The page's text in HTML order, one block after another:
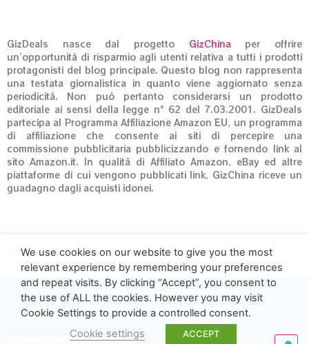
GizDeals nasce dal progetto GizChinaper offrire
un’opportunità di risparmio agli utenti relativa a tutti i prodotti
protagonisti del blog principale. Questo blog non rappresenta
una testata giornalistica in quanto viene aggiornato senza
periodicità. Non può pertanto considerarsi un prodotto
editoriale ai sensi della legge n° 62 del 7.03.2001. GizDeals
partecipa al Programma Affiliazione Amazon EU, un programma
di affiliazione che consente ai siti di percepire una
commissione pubblicitaria pubblicizzando e fornendo link al
sito Amazon.it. In qualità di Affiliato Amazon, eBay ed altre
piattaforme di cui vengono pubblicati link, GizChina riceve un
guadagno dagli acquisti idonei.
© GizDeals.it – Giz S.r.l. 01973020660
GizDeals.it - Powered by Giz S.r.l.
Chi siamo
We use cookies on our website to give you the most
relevant experience by remembering your preferences
and repeat visits. By clicking “Accept”, you consent to
the use of ALL the cookies. However you may visit
Cookie Settings to provide a controlled consent.
Cookie settings
ACCEPT